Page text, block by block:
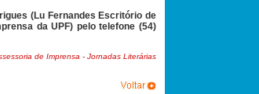
(Lu Fernandes Escritório de
da UPF) pelo telefone (54)
de Imprensa - Jornadas Literárias